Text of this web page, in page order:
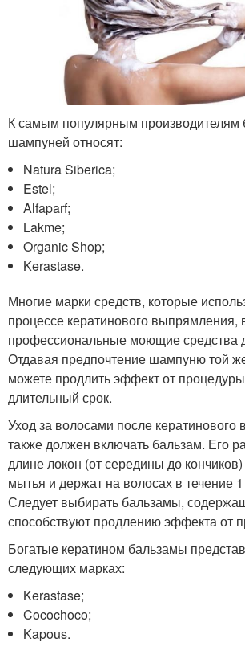
К самым популярным производителям
шампуней относят:
Natura Siberica;
Estel;
Alfaparf;
Lakme;
Organic Shop;
Kerastase.
Многие марки средств, которые
процессе кератинового выпрямления,
профессиональные моющие средства
Отдавая предпочтение шампуню той
можете продлить эффект от
длительный срок.
Уход за волосами после
также должен включать бальзам. Его
длине локон (от середины до
мытья и держат на волосах в течение
Следует выбирать бальзамы,
способствуют продлению эффекта от
Богатые кератином бальзамы
следующих марках:
Kerastase;
Cocochoco;
Kapous.